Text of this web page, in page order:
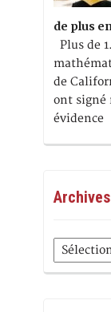
de plus
Plus de
de
ont signé
évidence
Archives
Archives